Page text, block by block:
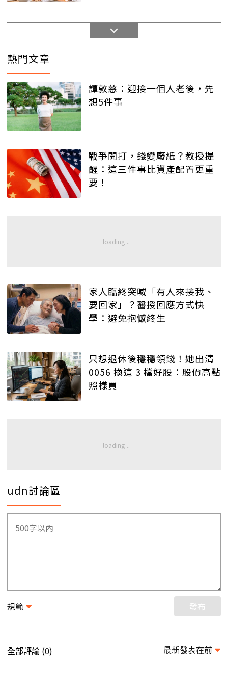
熱門文章
譚敦慈：迎接一個人老後，先
想5件事
戰爭開打，錢變廢紙？教授提
醒：這三件事比資產配置更重
要！
家人臨終突喊「有人來接我、
要回家」？醫授回應方式快
學：避免抱憾終生
只想退休後穩穩領錢！她出清
0056 換這 3 檔好股：股價高點
照樣買
udn討論區
規範 發布
全部評論 (0) 最新發表在前